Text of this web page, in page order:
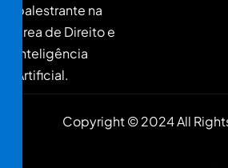
palestrante na
área de Direito e
Inteligência
Artificial.
Copyright © 2024 All